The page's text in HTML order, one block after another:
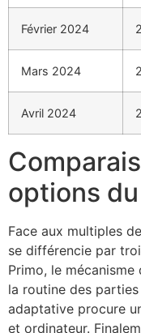
panel
panel
panel
panel
panel
panel
panel
Février 2024
Mars 2024
Avril 2024
options
Face aux multiples
se différencie par
Primo, le
la routine des
adaptative procure
et ordinateur.